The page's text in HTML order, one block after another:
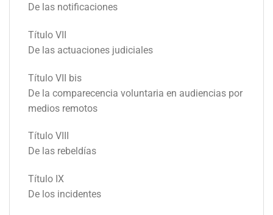
De las notificaciones
Título VII
De las actuaciones judiciales
Título VII bis
De la comparecencia voluntaria en audiencias por
medios remotos
Título VIII
De las rebeldías
Título IX
De los incidentes